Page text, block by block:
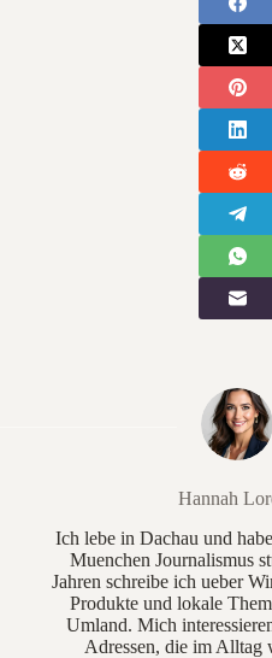
Hannah
Ich lebe in Dachau und
Muenchen Journalismus
Jahren schreibe ich ueber
Produkte und lokale
Umland. Mich
Adressen, die im Alltag